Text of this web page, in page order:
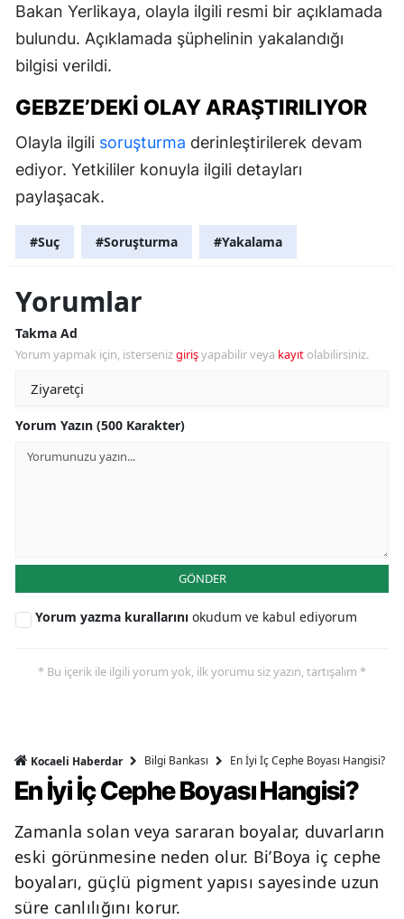
Bakan Yerlikaya, olayla ilgili resmi bir açıklamada
bulundu. Açıklamada şüphelinin yakalandığı
bilgisi verildi.
GEBZE’DEKI OLAY ARAŞTIRILIYOR
Olayla ilgili soruşturma derinleştirilerek devam
ediyor. Yetkililer konuyla ilgili detayları
paylaşacak.
#Suç #Soruşturma #Yakalama
Yorumlar
Takma Ad
Yorum yapmak için, istersenizgirişyapabilir veya kayıt olabilirsiniz.
Yorum Yazın (500 Karakter)
GÖNDER
Yorum yazma kurallarını okudum ve kabul ediyorum
* Bu içerik ile ilgili yorum yok, ilk yorumu siz yazın, tartışalım *
Kocaeli Haberdar Bilgi Bankası En İyi İç Cephe Boyası Hangisi?
En İyi İç Cephe Boyası Hangisi?
Zamanla solan veya sararan boyalar, duvarların
eski görünmesine neden olur. Bi’Boya iç cephe
boyaları, güçlü pigment yapısı sayesinde uzun
süre canlılığını korur.